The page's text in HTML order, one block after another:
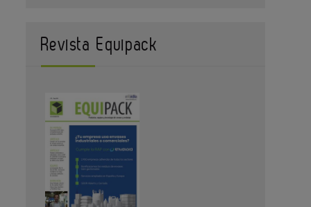
Revista Equipack